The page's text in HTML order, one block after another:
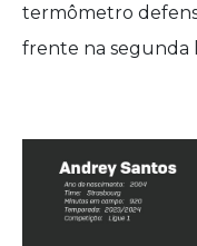
termômetro
frente na segunda